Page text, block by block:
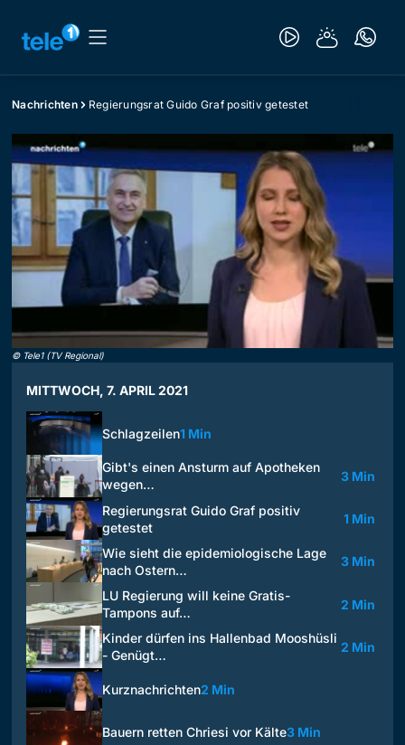
Nachrichten Regierungsrat Guido Graf positiv getestet
© Tele1 (TV Regional)
MITTWOCH, 7. APRIL 2021
Schlagzeilen1 Min
Gibt's einen Ansturm auf Apotheken
wegen…
3 Min
Regierungsrat Guido Graf positiv
getestet
1 Min
Wie sieht die epidemiologische Lage
nach Ostern…
3 Min
LU Regierung will keine Gratis-
Tampons auf…
2 Min
Kinder dürfen ins Hallenbad Mooshüsli
- Genügt…
2 Min
Kurznachrichten2 Min
Bauern retten Chriesi vor Kälte3 Min